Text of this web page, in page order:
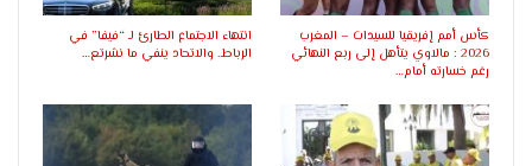
كأس أمم إفريقيا للسيدات – المغرب
2026 : مالاوي يتأهل إلى ربع النهائي
رغم خسارته أمام…
انتهاء الاجتماع الطارئ لـ “فيفا” في
الرباط.. والاتحاد ينفي ما نشرتع…